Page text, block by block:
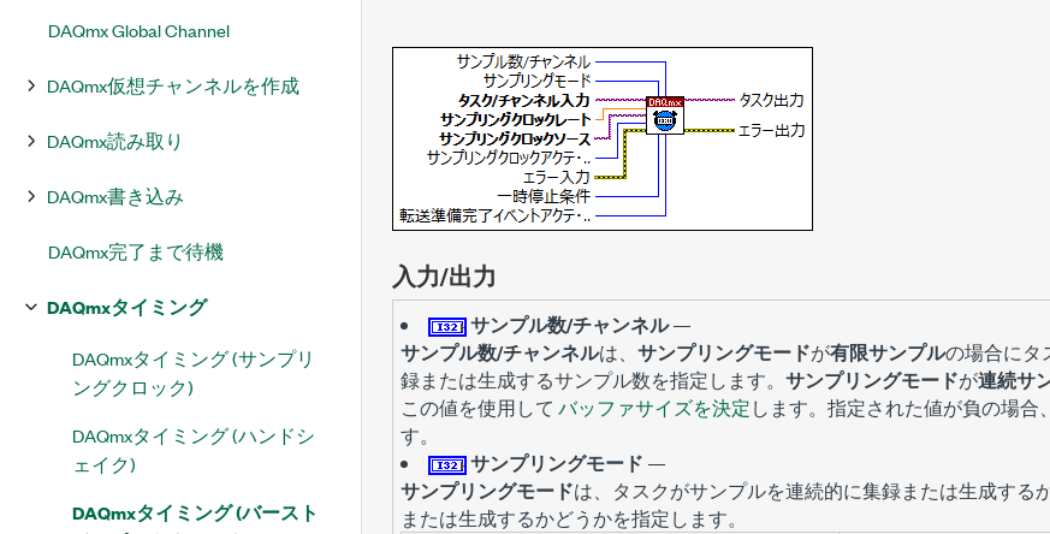
DAQmx Global Channel
DAQmx仮想チャンネルを作成
DAQmx読み取り
DAQmx書き込み
DAQmx完了まで待機
DAQmxタイミング
DAQmxタイミング (サンプリ
ングクロック)
DAQmxタイミング (ハンドシ
ェイク)
DAQmxタイミング (バースト
入力/出力
サンプル数/チャンネル—
サンプル数/チャンネルは、 サンプリングモードが有限サンプルの場合にタ
録または生成するサンプル数を指定します。 サンプリングモードが連続サ
この値を使用して バッファサイズを決定します。指定された値が負の場合
す。
サンプリングモード —
サンプリングモードは、タスクがサンプルを連続的に集録または生成する
または生成するかどうかを指定します。